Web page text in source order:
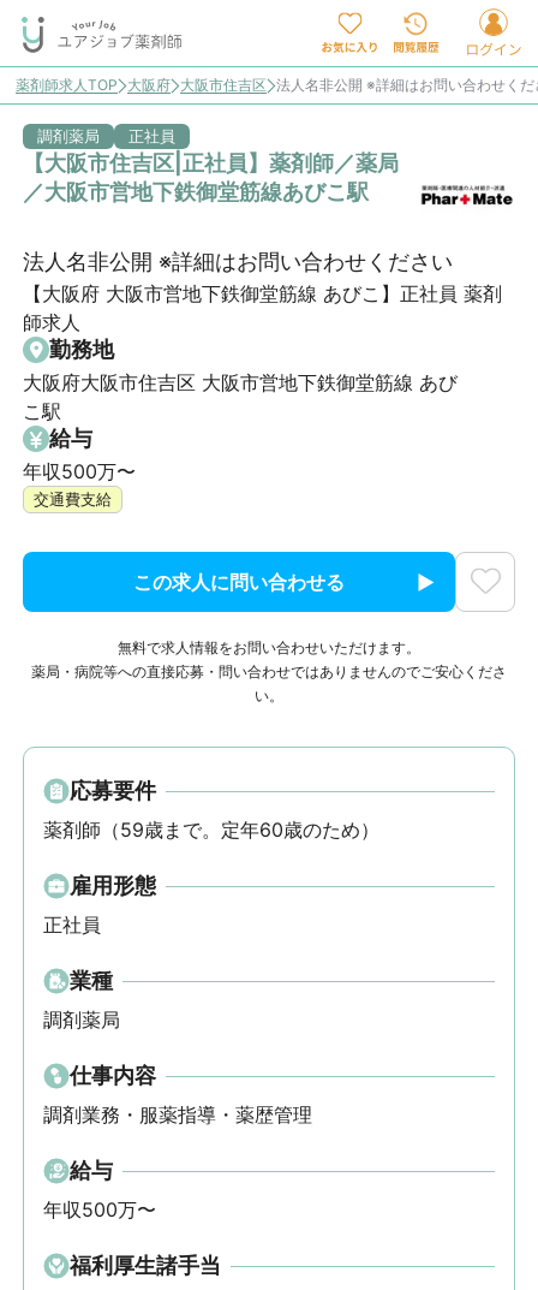
薬剤師求人TOP 大阪府 大阪市住吉区 法人名非公開 ※詳細はお問い合わせく
調剤薬局 正社員
【大阪市住吉区|正社員】薬剤師／薬局
／大阪市営地下鉄御堂筋線あびこ駅
法人名非公開 ※詳細はお問い合わせください
【大阪府 大阪市営地下鉄御堂筋線 あびこ】正社員 薬剤
師求人
勤務地
大阪府大阪市住吉区 大阪市営地下鉄御堂筋線 あび
こ駅
給与
年収500万〜
交通費支給
この求人に問い合わせる
無料で求人情報をお問い合わせいただけます。
薬局・病院等への直接応募・問い合わせではありませんのでご安心くださ
い。
応募要件
薬剤師（59歳まで。定年60歳のため）
雇用形態
正社員
業種
調剤薬局
仕事内容
調剤業務・服薬指導・薬歴管理
給与
年収500万〜
福利厚生諸手当